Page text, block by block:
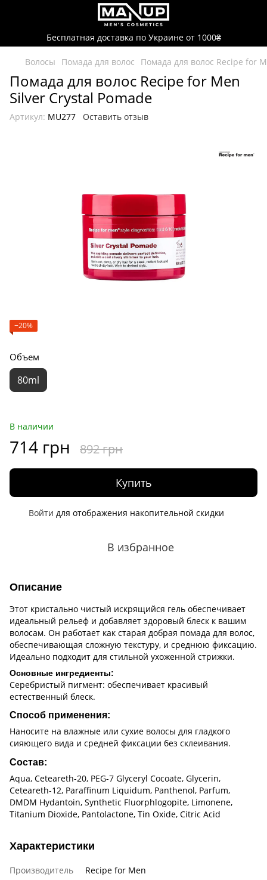
Бесплатная доставка по Украине от 1000₴
Волосы Помада для волос Помада для волос Recipe for
Помада для волос Recipe for Men
Silver Crystal Pomade
Артикул: MU277 Оставить отзыв
−20%
Объем
80ml
В наличии
714 грн 892 грн
Купить
Войти для отображения накопительной скидки
В избранное
Описание
Этот кристально чистый искрящийся гель обеспечивает
идеальный рельеф и добавляет здоровый блеск к вашим
волосам. Он работает как старая добрая помада для волос,
обеспечивающая сложную текстуру, и среднюю фиксацию.
Идеально подходит для стильной ухоженной стрижки.
Основные ингредиенты:
Серебристый пигмент: обеспечивает красивый
естественный блеск.
Способ применения:
Наносите на влажные или сухие волосы для гладкого
сияющего вида и средней фиксации без склеивания.
Состав:
Aqua, Ceteareth-20, PEG-7 Glyceryl Cocoate, Glycerin,
Ceteareth-12, Paraffinum Liquidum, Panthenol, Parfum,
DMDM Hydantoin, Synthetic Fluorphlogopite, Limonene,
Titanium Dioxide, Pantolactone, Tin Oxide, Citric Acid
Характеристики
Производитель
Recipe for Men